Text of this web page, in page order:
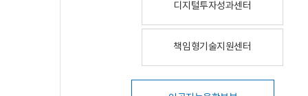
디지털투자성과센터
책임형기술지원센터